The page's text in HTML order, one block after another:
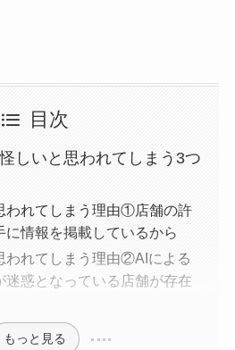
目次
しいと思われてしまう3つ
われてしまう理由①店舗の許
に情報を掲載しているから
われてしまう理由②AIによる
迷惑となっている店舗が存在
もっと見る